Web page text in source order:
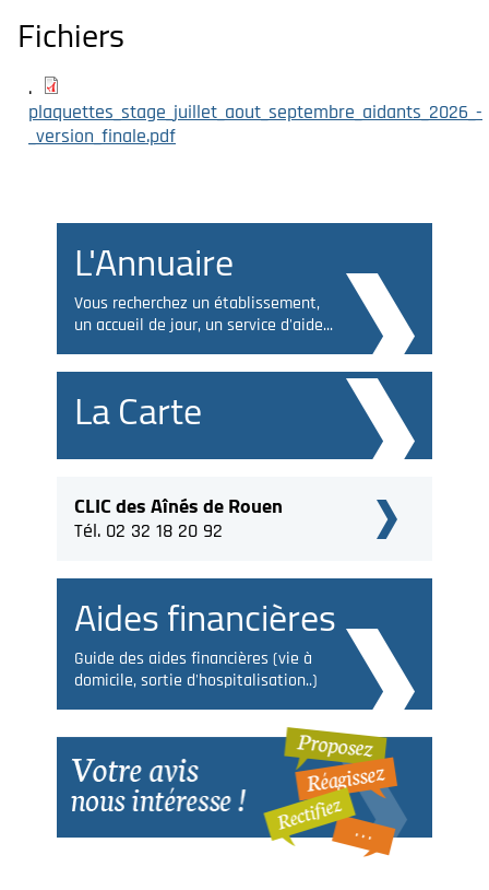
Fichiers
plaquettes_stage_juillet_aout_septembre_aidants_2026_-
_version_finale.pdf
L'Annuaire
Vous recherchez un établissement,
un accueil de jour, un service d'aide...
La Carte
CLIC des Aînés de Rouen
Tél. 02 32 18 20 92
Aides financières
Guide des aides financières (vie à
domicile, sortie d'hospitalisation..)